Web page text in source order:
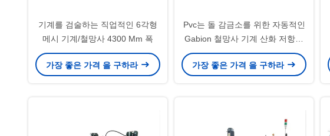
기계를 검술하는 직업적인 6각형
메시 기계/철망사 4300 Mm 폭
가장 좋은 가격 을 구하라
Pvc는 돌 감금소를 위한 자동적인
Gabion 철망사 기계 산화 저항을
입혔습니다
가장 좋은 가격 을 구하라